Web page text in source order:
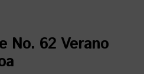
No. 62 Verano